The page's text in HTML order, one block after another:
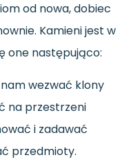
od nowa, dobiec
Kamieni jest w
one następująco:
wezwać klony
na przestrzeni
i zadawać
przedmioty.